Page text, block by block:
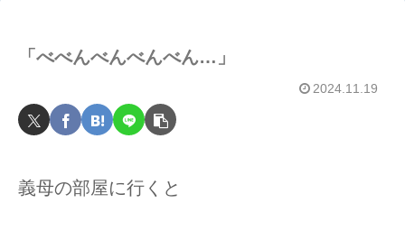
「べべんべんべんべん…」
2024.11.19
義母の部屋に行くと